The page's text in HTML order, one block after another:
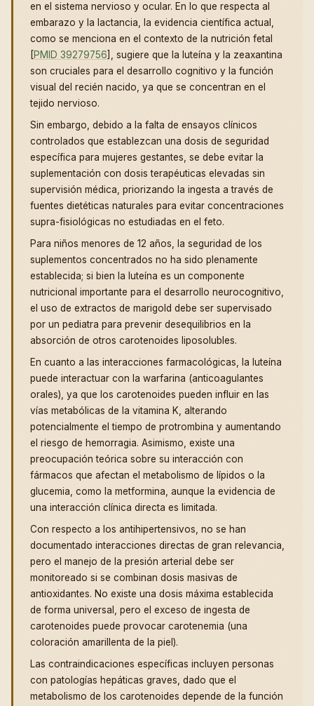
en el sistema nervioso y ocular. En lo que respecta al
embarazo y la lactancia, la evidencia científica actual,
como se menciona en el contexto de la nutrición fetal
[PMID 39279756], sugiere que la luteína y la zeaxantina
son cruciales para el desarrollo cognitivo y la función
visual del recién nacido, ya que se concentran en el
tejido nervioso.
Sin embargo, debido a la falta de ensayos clínicos
controlados que establezcan una dosis de seguridad
específica para mujeres gestantes, se debe evitar la
suplementación con dosis terapéuticas elevadas sin
supervisión médica, priorizando la ingesta a través de
fuentes dietéticas naturales para evitar concentraciones
supra-fisiológicas no estudiadas en el feto.
Para niños menores de 12 años, la seguridad de los
suplementos concentrados no ha sido plenamente
establecida; si bien la luteína es un componente
nutricional importante para el desarrollo neurocognitivo,
el uso de extractos de marigold debe ser supervisado
por un pediatra para prevenir desequilibrios en la
absorción de otros carotenoides liposolubles.
En cuanto a las interacciones farmacológicas, la luteína
puede interactuar con la warfarina (anticoagulantes
orales), ya que los carotenoides pueden influir en las
vías metabólicas de la vitamina K, alterando
potencialmente el tiempo de protrombina y aumentando
el riesgo de hemorragia. Asimismo, existe una
preocupación teórica sobre su interacción con
fármacos que afectan el metabolismo de lípidos o la
glucemia, como la metformina, aunque la evidencia de
una interacción clínica directa es limitada.
Con respecto a los antihipertensivos, no se han
documentado interacciones directas de gran relevancia,
pero el manejo de la presión arterial debe ser
monitoreado si se combinan dosis masivas de
antioxidantes. No existe una dosis máxima establecida
de forma universal, pero el exceso de ingesta de
carotenoides puede provocar carotenemia (una
coloración amarillenta de la piel).
Las contraindicaciones específicas incluyen personas
con patologías hepáticas graves, dado que el
metabolismo de los carotenoides depende de la función